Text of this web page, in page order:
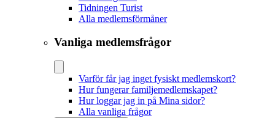
Tidningen Turist
Alla medlemsförmåner
Vanliga medlemsfrågor
Varför får jag inget fysiskt medlemskort?
Hur fungerar familjemedlemskapet?
Hur loggar jag in på Mina sidor?
Alla vanliga frågor